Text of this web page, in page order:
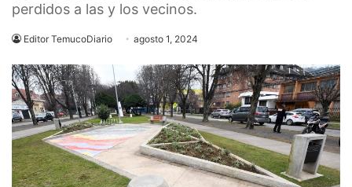
perdidos a las y los vecinos.
Editor TemucoDiario agosto 1, 2024